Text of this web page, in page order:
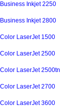
Business Inkjet 2250
Business Inkjet 2800
Color LaserJet 1500
Color LaserJet 2500
Color LaserJet 2500tn
Color LaserJet 2700
Color LaserJet 3600